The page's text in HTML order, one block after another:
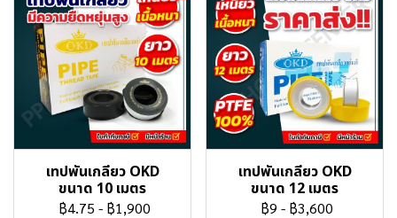
เทปพันเกลียว OKD
ขนาด 10 เมตร
฿4.75 - ฿1,900
เทปพันเกลียว OKD
ขนาด 12 เมตร
฿9 - ฿3,600